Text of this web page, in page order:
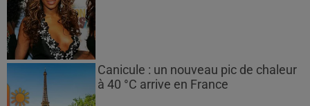
Canicule : un nouveau pic de chaleur
à 40 °C arrive en France